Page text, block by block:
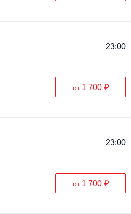
23:00
от 1 700 ₽
23:00
от 1 700 ₽